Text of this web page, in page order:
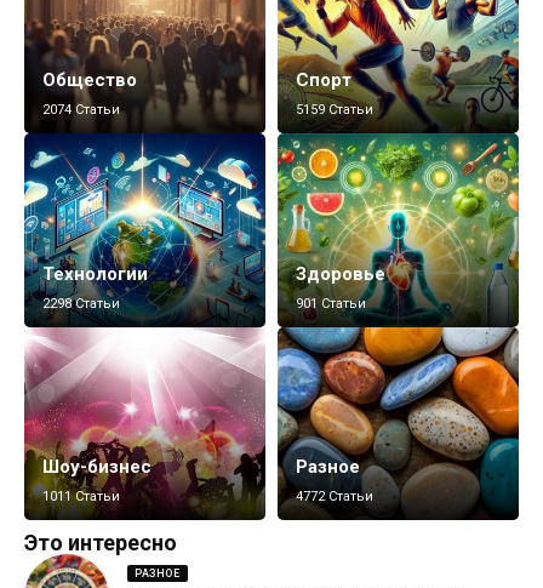
Общество
2074 Статьи
Спорт
5159 Статьи
Технологии
2298 Статьи
Здоровье
901 Статьи
Шоу-бизнес
1011 Статьи
Разное
4772 Статьи
Это интересно
РАЗНОЕ